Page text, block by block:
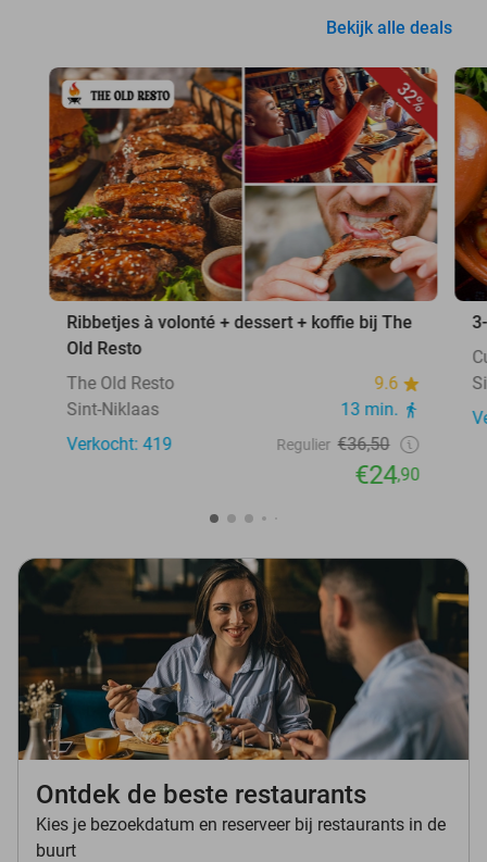
Bekijk alle deals
32%
Ribbetjes à volonté + dessert + koffie bij The
Old Resto
The Old Resto
9.6
Sint-Niklaas
13 min.
Verkocht: 419
Regulier €36,50
€24,90
Ontdek de beste restaurants
Kies je bezoekdatum en reserveer bij restaurants in de
buurt